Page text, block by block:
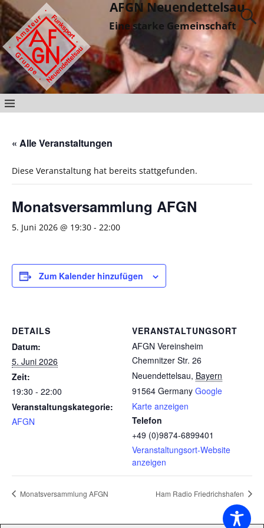
AFGN Neuendettelsau
Eine starke Gemeinschaft
« Alle Veranstaltungen
Diese Veranstaltung hat bereits stattgefunden.
Monatsversammlung AFGN
5. Juni 2026 @ 19:30 - 22:00
Zum Kalender hinzufügen
DETAILS
Datum:
5. Juni 2026
Zeit:
19:30 - 22:00
Veranstaltungskategorie:
AFGN
VERANSTALTUNGSORT
AFGN Vereinsheim
Chemnitzer Str. 26
Neuendettelsau, Bayern
91564 Germany Google
Karte anzeigen
Telefon
+49 (0)9874-6899401
Veranstaltungsort-Website
anzeigen
Monatsversammlung AFGN Ham Radio Friedrichshafen